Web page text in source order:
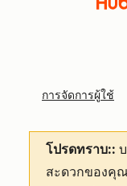
การจัดการผู้ใช้
โปรดทราบ::
สะดวกของคุ